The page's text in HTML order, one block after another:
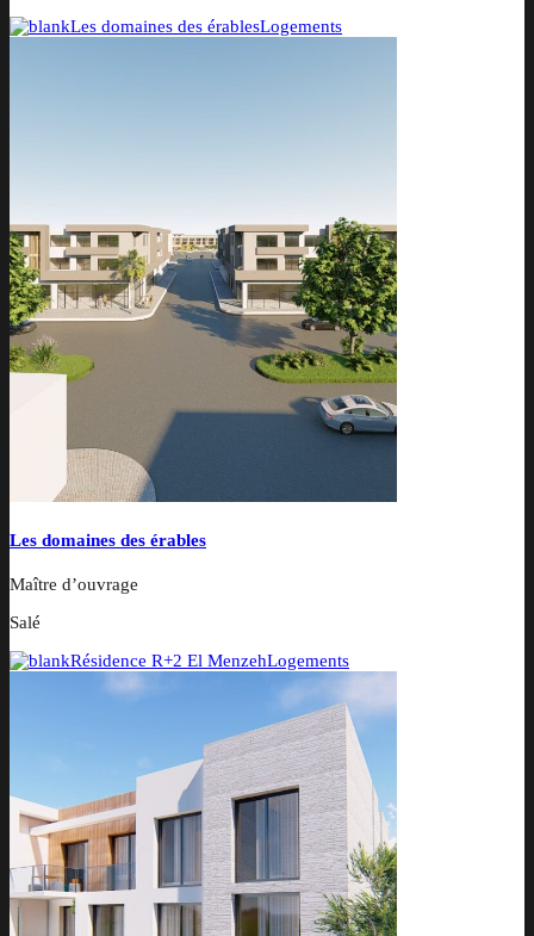
Les domaines des érablesLogements
Les domaines des érables
Maître d’ouvrage
Salé
Résidence R+2 El MenzehLogements